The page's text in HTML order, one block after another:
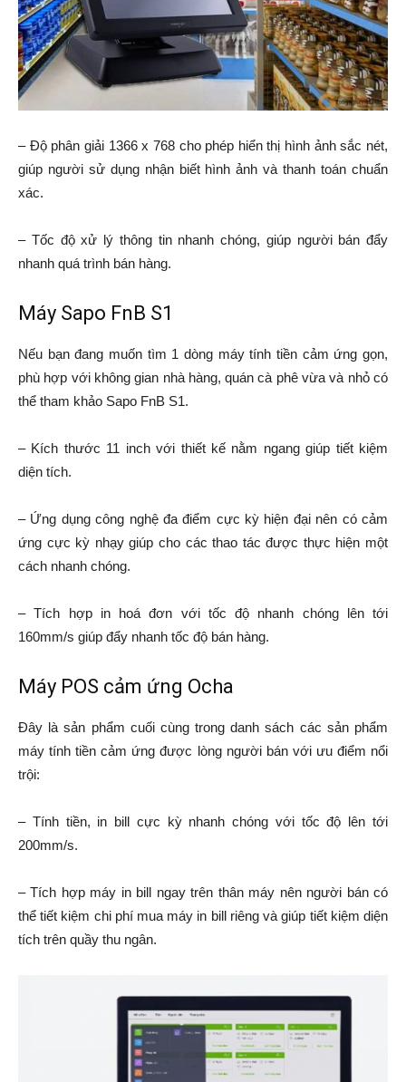
– Độ phân giải 1366 x 768 cho phép hiển thị hình ảnh sắc nét,
giúp người sử dụng nhận biết hình ảnh và thanh toán chuẩn
xác.
– Tốc độ xử lý thông tin nhanh chóng, giúp người bán đẩy
nhanh quá trình bán hàng.
Máy Sapo FnB S1
Nếu bạn đang muốn tìm 1 dòng máy tính tiền cảm ứng gọn,
phù hợp với không gian nhà hàng, quán cà phê vừa và nhỏ có
thể tham khảo Sapo FnB S1.
– Kích thước 11 inch với thiết kế nằm ngang giúp tiết kiệm
diện tích.
– Ứng dụng công nghệ đa điểm cực kỳ hiện đại nên có cảm
ứng cực kỳ nhạy giúp cho các thao tác được thực hiện một
cách nhanh chóng.
– Tích hợp in hoá đơn với tốc độ nhanh chóng lên tới
160mm/s giúp đẩy nhanh tốc độ bán hàng.
Máy POS cảm ứng Ocha
Đây là sản phẩm cuối cùng trong danh sách các sản phẩm
máy tính tiền cảm ứng được lòng người bán với ưu điểm nổi
trội:
– Tính tiền, in bill cực kỳ nhanh chóng với tốc độ lên tới
200mm/s.
– Tích hợp máy in bill ngay trên thân máy nên người bán có
thể tiết kiệm chi phí mua máy in bill riêng và giúp tiết kiệm diện
tích trên quầy thu ngân.